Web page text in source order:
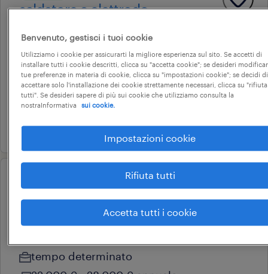
saldatore a elettrodo -
(trasfertista)
salgareda, veneto
tempo indeterminato
28.000 € - 35.000 € annuale
5 agosto 2026
addetto gestione documentale
di cantina (f/m/nb)
tempo determinato
Benvenuto, gestisci i tuoi cookie
Utilizziamo i cookie per assicurarti la migliore esperienza sul sito. Se accetti di
installare tutti i cookie descritti, clicca su "accetta cookie"; se desideri
tue preferenze in materia di cookie, clicca su "impostazioni cookie"; se decidi di
accettare solo l'installazione dei cookie strettamente necessari, clicca su "rifiuta
tutti". Se desideri sapere di più sui cookie che utilizziamo consulta la
nostraInformativa
sui cookie.
Impostazioni cookie
Rifiuta tutti
Accetta tutti i cookie